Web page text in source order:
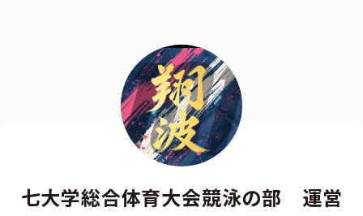
七大学総合体育大会競泳の部 運営